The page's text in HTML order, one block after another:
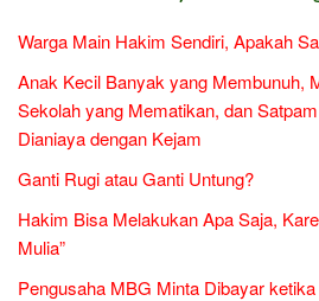
Warga Main Hakim Sendiri, Apakah
Anak Kecil Banyak yang Membunuh,
Sekolah yang Mematikan, dan
Dianiaya dengan Kejam
Ganti Rugi atau Ganti Untung?
Hakim Bisa Melakukan Apa Saja,
Mulia”
Pengusaha MBG Minta Dibayar